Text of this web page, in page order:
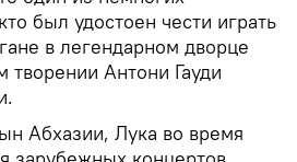
был удостоен чести играть
в легендарном дворце
творении Антони Гауди
Абхазии, Лука во время